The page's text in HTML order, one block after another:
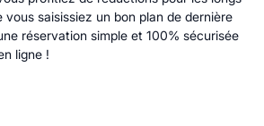
saisissiez un bon plan de dernière
réservation simple et 100% sécurisée
ligne !